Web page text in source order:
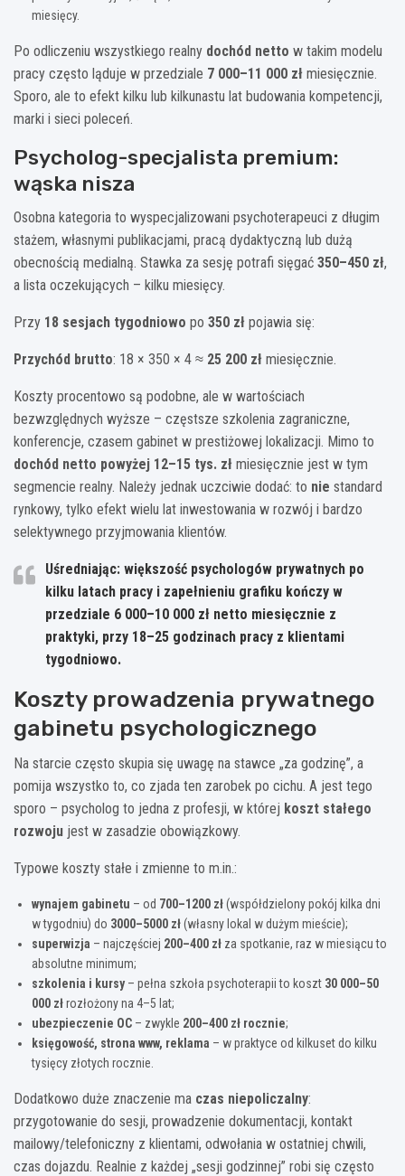
miesięcy.
Po odliczeniu wszystkiego realny dochód netto w takim modelu
pracy często ląduje w przedziale 7 000–11 000 zł miesięcznie.
Sporo, ale to efekt kilku lub kilkunastu lat budowania kompetencji,
marki i sieci poleceń.
Psycholog-specjalista premium:
wąska nisza
Osobna kategoria to wyspecjalizowani psychoterapeuci z długim
stażem, własnymi publikacjami, pracą dydaktyczną lub dużą
obecnością medialną. Stawka za sesję potrafi sięgać 350–450 zł,
a lista oczekujących – kilku miesięcy.
Przy 18 sesjach tygodniowo po 350 zł pojawia się:
Przychód brutto: 18 × 350 × 4 ≈ 25 200 zł miesięcznie.
Koszty procentowo są podobne, ale w wartościach
bezwzględnych wyższe – częstsze szkolenia zagraniczne,
konferencje, czasem gabinet w prestiżowej lokalizacji. Mimo to
dochód netto powyżej 12–15 tys. zł miesięcznie jest w tym
segmencie realny. Należy jednak uczciwie dodać: to nie standard
rynkowy, tylko efekt wielu lat inwestowania w rozwój i bardzo
selektywnego przyjmowania klientów.
Uśredniając: większość psychologów prywatnych po
kilku latach pracy i zapełnieniu grafiku kończy w
przedziale 6 000–10 000 zł netto miesięcznie z
praktyki, przy 18–25 godzinach pracy z klientami
tygodniowo.
Koszty prowadzenia prywatnego
gabinetu psychologicznego
Na starcie często skupia się uwagę na stawce „za godzinę”, a
pomija wszystko to, co zjada ten zarobek po cichu. A jest tego
sporo – psycholog to jedna z profesji, w której koszt stałego
rozwoju jest w zasadzie obowiązkowy.
Typowe koszty stałe i zmienne to m.in.:
wynajem gabinetu – od 700–1200 zł(współdzielony pokój kilka dni
w tygodniu) do 3000–5000 zł(własny lokal w dużym mieście);
superwizja – najczęściej 200–400 zł za spotkanie, raz w miesiącu to
absolutne minimum;
szkolenia i kursy– pełna szkoła psychoterapii to koszt 30 000–50
000 złrozłożony na 4–5 lat;
ubezpieczenie OC – zwykle 200–400 zł rocznie;
księgowość, strona www, reklama – w praktyce od kilkuset do kilku
tysięcy złotych rocznie.
Dodatkowo duże znaczenie ma czas niepoliczalny:
przygotowanie do sesji, prowadzenie dokumentacji, kontakt
mailowy/telefoniczny z klientami, odwołania w ostatniej chwili,
czas dojazdu. Realnie z każdej „sesji godzinnej” robi się często